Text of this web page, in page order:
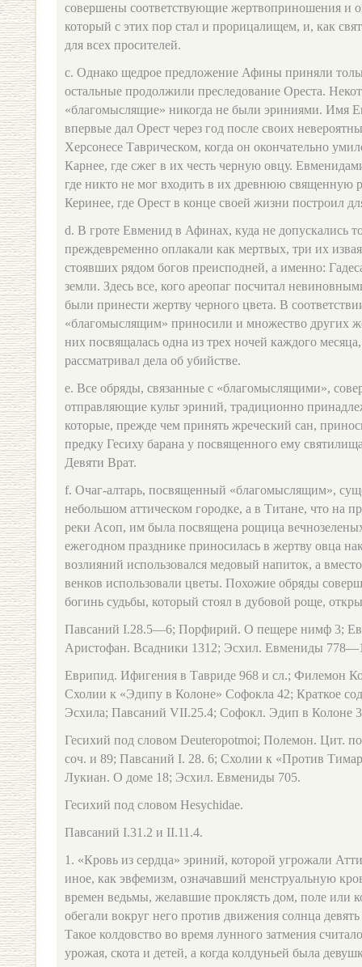
совершены соответствующие жертвоприношения и
который с этих пор стал и прорицалищем, и, как
для всех просителей.
c. Однако щедрое предложение Афины приняли
остальные продолжили преследование Ореста.
«благомыслящие» никогда не были эриниями. Имя
впервые дал Орест через год после своих
Херсонесе Таврическом, когда он окончательно
Карнее, где сжег в их честь черную овцу.
где никто не мог входить в их древнюю священную
Керинее, где Орест в конце своей жизни построил
d. В гроте Евменид в Афинах, куда не допускались
преждевременно оплакали как мертвых, три их
стоявших рядом богов преисподней, а именно:
земли. Здесь все, кого ареопаг посчитал
были принести жертву черного цвета. В
«благомыслящим» приносили и множество других
них посвящалась одна из трех ночей каждого
рассматривал дела об убийстве.
e. Все обряды, связанные с «благомыслящими»,
отправляющие культ эриний, традиционно
которые, прежде чем принять жреческий сан,
предку Гесиху барана у посвященного ему
Девяти Врат.
f. Очаг-алтарь, посвященный «благомыслящим»,
небольшом аттическом городке, а в Титане, что на
реки Асоп, им была посвящена рощица
ежегодном празднике приносилась в жертву овца
возлияний использовался медовый напиток, а
венков использовали цветы. Похожие обряды
богинь судьбы, который стоял в дубовой роще,
Павсаний I.28.5—6; Порфирий. О пещере нимф 3;
Аристофан. Всадники 1312; Эсхил. Евмениды
Еврипид. Ифигения в Тавриде 968 и сл.; Филемон
Схолии к «Эдипу в Колоне» Софокла 42; Краткое
Эсхила; Павсаний VII.25.4; Софокл. Эдип в Колоне
Гесихий под словом Deuteropotmoi; Полемон. Цит.
соч. и 89; Павсаний I. 28. 6; Схолии к «Против
Лукиан. О доме 18; Эсхил. Евмениды 705.
Гесихий под словом Hesychidae.
Павсаний I.31.2 и II.11.4.
1. «Кровь из сердца» эриний, которой угрожали
иное, как эвфемизм, означавший менструальную
времен ведьмы, желавшие проклясть дом, поле или
обегали вокруг него против движения солнца
Такое колдовство во время лунного затмения
урожая, скота и детей, а когда колдуньей была